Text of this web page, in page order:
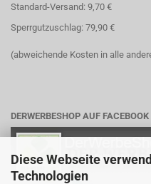
Diese Webseite
Technologien
Standard-Versand: 9,70 €
Sperrgutzuschlag: 79,90 €
(abweichende Kosten in alle
DERWERBESHOP AUF FACEBOOK